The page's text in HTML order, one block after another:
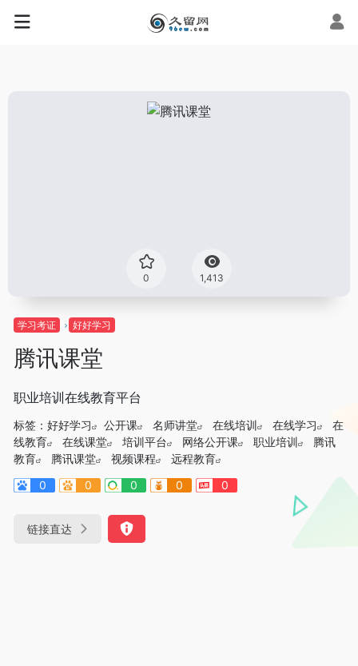
0 1,413
学习考证 好好学习
腾讯课堂
职业培训在线教育平台
标签： 好好学习 公开课 名师讲堂 在线培训 在线学习
在
线教育
在线课堂 培训平台 网络公开课 职业培训
腾讯
教育
腾讯课堂 视频课程
远程教育
0
0 0 0 0
链接直达